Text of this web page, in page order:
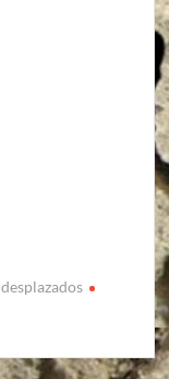
desplazados